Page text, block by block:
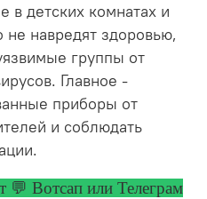
в детских комнатах и
не навредят здоровью,
группы от
Главное -
приборы от
и соблюдать
💬 Вотсап или Телеграм